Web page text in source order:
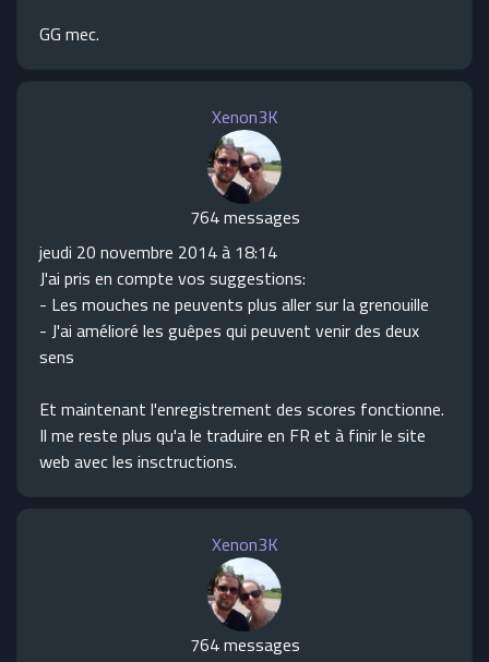
GG mec.
Xenon3K
764 messages
jeudi 20 novembre 2014 à 18:14
J'ai pris en compte vos suggestions:
- Les mouches ne peuvents plus aller sur la grenouille
- J'ai amélioré les guêpes qui peuvent venir des deux
sens
Et maintenant l'enregistrement des scores fonctionne.
Il me reste plus qu'a le traduire en FR et à finir le site
web avec les insctructions.
Xenon3K
764 messages